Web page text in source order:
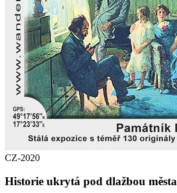
CZ-2020
Historie ukrytá pod dlažbou města